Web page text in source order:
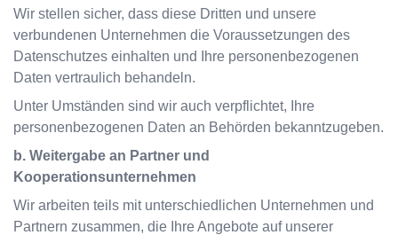
Wir stellen sicher, dass diese Dritten und unsere
verbundenen Unternehmen die Voraussetzungen des
Datenschutzes einhalten und Ihre personenbezogenen
Daten vertraulich behandeln.
Unter Umständen sind wir auch verpflichtet, Ihre
personenbezogenen Daten an Behörden bekanntzugeben.
b. Weitergabe an Partner und
Kooperationsunternehmen
Wir arbeiten teils mit unterschiedlichen Unternehmen und
Partnern zusammen, die Ihre Angebote auf unserer